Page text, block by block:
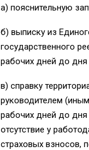
а) пояснительную
б) выписку из
государственного
рабочих дней до
в) справку
руководителем
рабочих дней до
отсутствие у
страховых взносов,